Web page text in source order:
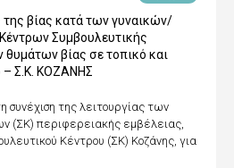
βίας κατά των γυναικών/
Συμβουλευτικής
βίας σε τοπικό και
– Σ.Κ. ΚΟΖΑΝΗΣ
συνέχιση της λειτουργίας των
(ΣΚ) περιφερειακής εμβέλειας,
Κέντρου (ΣΚ) Κοζάνης, για